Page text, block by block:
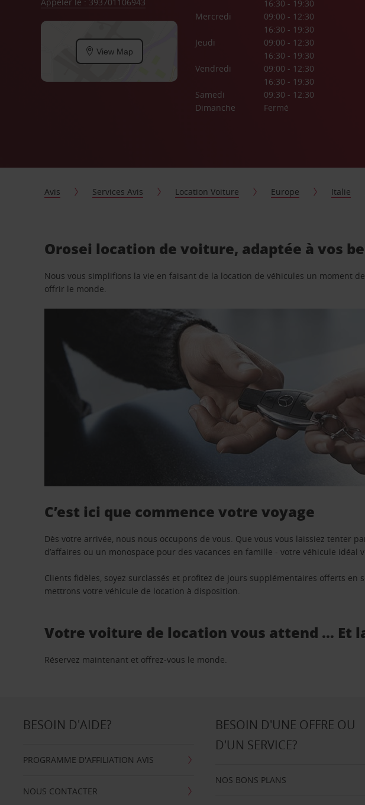
View Map
16:30 - 19:30
Mercredi
09:00 - 12:30
16:30 - 19:30
Jeudi
09:00 - 12:30
16:30 - 19:30
Vendredi
09:00 - 12:30
16:30 - 19:30
Samedi
09:30 - 12:30
Dimanche
Fermé
Avis Services Avis Location Voiture Europe Italie
Orosei location de voiture, adaptée à vos
Nous vous simplifions la vie en faisant de la location de véhicules un moment
offrir le monde.
C’est ici que commence votre voyage
Dès votre arrivée, nous nous occupons de vous. Que vous vous laissiez tenter
d’affaires ou un monospace pour des vacances en famille - votre véhicule idéal
Clients fidèles, soyez surclassés et profitez de jours supplémentaires offerts
mettrons votre véhicule de location à disposition.
Votre voiture de location vous attend … Et
Réservez maintenant et offrez-vous le monde.
BESOIN D'AIDE?
PROGRAMME D'AFFILIATION AVIS
NOUS CONTACTER
BESOIN D'UNE OFFRE OU
D'UN SERVICE?
NOS BONS PLANS